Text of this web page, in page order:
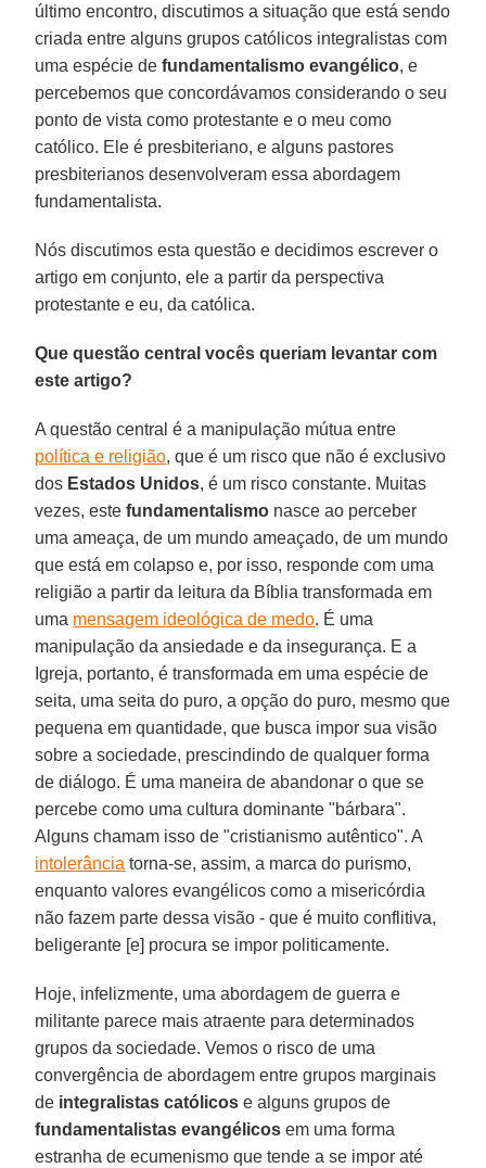
último encontro, discutimos a situação que está sendo
criada entre alguns grupos católicos integralistas com
uma espécie defundamentalismo evangélico, e
percebemos que concordávamos considerando o seu
ponto de vista como protestante e o meu como
católico. Ele é presbiteriano, e alguns pastores
presbiterianos desenvolveram essa abordagem
fundamentalista.
Nós discutimos esta questão e decidimos escrever o
artigo em conjunto, ele a partir da perspectiva
protestante e eu, da católica.
Que questão central vocês queriam levantar com
este artigo?
A questão central é a manipulação mútua entre
política e religião, que é um risco que não é exclusivo
dos Estados Unidos, é um risco constante. Muitas
vezes, estefundamentalismo nasce ao perceber
uma ameaça, de um mundo ameaçado, de um mundo
que está em colapso e, por isso, responde com uma
religião a partir da leitura da Bíblia transformada em
uma mensagem ideológica de medo. É uma
manipulação da ansiedade e da insegurança. E a
Igreja, portanto, é transformada em uma espécie de
seita, uma seita do puro, a opção do puro, mesmo que
pequena em quantidade, que busca impor sua visão
sobre a sociedade, prescindindo de qualquer forma
de diálogo. É uma maneira de abandonar o que se
percebe como uma cultura dominante "bárbara".
Alguns chamam isso de "cristianismo autêntico". A
intolerância torna-se, assim, a marca do purismo,
enquanto valores evangélicos como a misericórdia
não fazem parte dessa visão - que é muito conflitiva,
beligerante [e] procura se impor politicamente.
Hoje, infelizmente, uma abordagem de guerra e
militante parece mais atraente para determinados
grupos da sociedade. Vemos o risco de uma
convergência de abordagem entre grupos marginais
de integralistas católicos e alguns grupos de
fundamentalistas evangélicos em uma forma
estranha de ecumenismo que tende a se impor até